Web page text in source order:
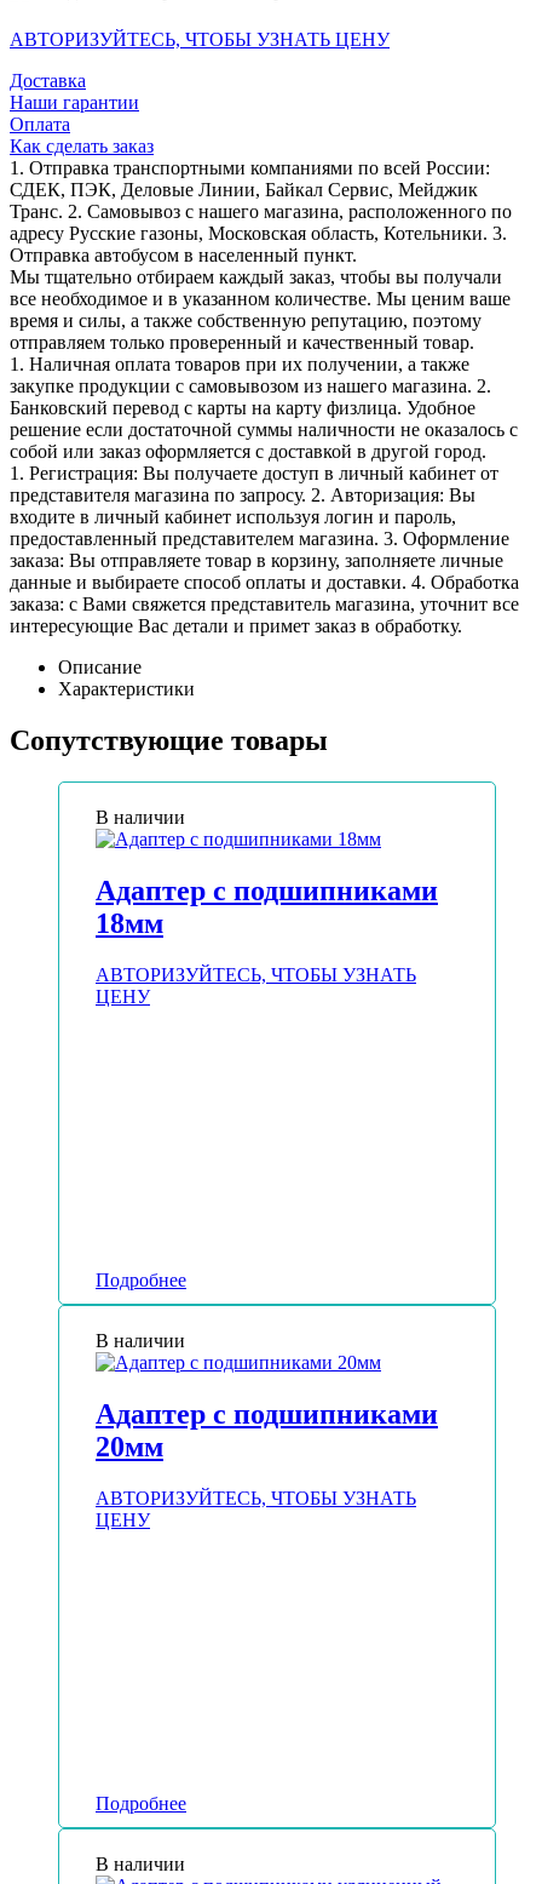
АВТОРИЗУЙТЕСЬ, ЧТОБЫ УЗНАТЬ ЦЕНУ
Доставка
Наши гарантии
Оплата
Как сделать заказ
1. Отправка транспортными компаниями по всей России:
СДЕК, ПЭК, Деловые Линии, Байкал Сервис, Мейджик
Транс. 2. Самовывоз с нашего магазина, расположенного по
адресу Русские газоны, Московская область, Котельники. 3.
Отправка автобусом в населенный пункт.
Мы тщательно отбираем каждый заказ, чтобы вы получали
все необходимое и в указанном количестве. Мы ценим ваше
время и силы, а также собственную репутацию, поэтому
отправляем только проверенный и качественный товар.
1. Наличная оплата товаров при их получении, а также
закупке продукции с самовывозом из нашего магазина. 2.
Банковский перевод с карты на карту физлица. Удобное
решение если достаточной суммы наличности не оказалось с
собой или заказ оформляется с доставкой в другой город.
1. Регистрация: Вы получаете доступ в личный кабинет от
представителя магазина по запросу. 2. Авторизация: Вы
входите в личный кабинет используя логин и пароль,
предоставленный представителем магазина. 3. Оформление
заказа: Вы отправляете товар в корзину, заполняете личные
данные и выбираете способ оплаты и доставки. 4. Обработка
заказа: с Вами свяжется представитель магазина, уточнит все
интересующие Вас детали и примет заказ в обработку.
Описание
Характеристики
Сопутствующие товары
В наличии
Адаптер с подшипниками
18мм
АВТОРИЗУЙТЕСЬ, ЧТОБЫ УЗНАТЬ
ЦЕНУ
Подробнее
В наличии
Адаптер с подшипниками
20мм
АВТОРИЗУЙТЕСЬ, ЧТОБЫ УЗНАТЬ
ЦЕНУ
Подробнее
В наличии